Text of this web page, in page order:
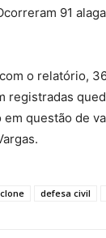
91
o relatório,
registradas
questão de
defesa civil